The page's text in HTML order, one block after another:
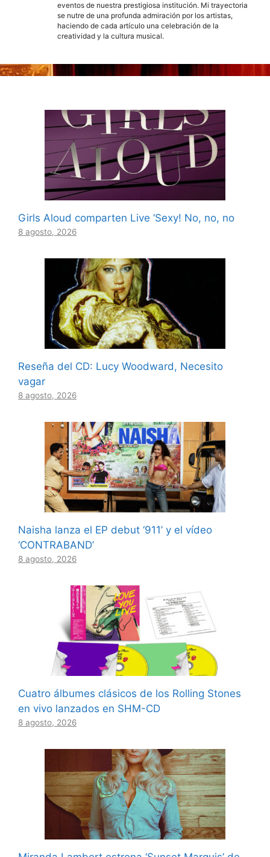
eventos de nuestra prestigiosa institución. Mi trayectoria
se nutre de una profunda admiración por los artistas,
haciendo de cada artículo una celebración de la
creatividad y la cultura musical.
Girls Aloud comparten Live ‘Sexy! No, no, no
8 agosto, 2026
Reseña del CD: Lucy Woodward, Necesito
vagar
8 agosto, 2026
Naisha lanza el EP debut ‘911’ y el vídeo
‘CONTRABAND’
8 agosto, 2026
Cuatro álbumes clásicos de los Rolling Stones
en vivo lanzados en SHM-CD
8 agosto, 2026